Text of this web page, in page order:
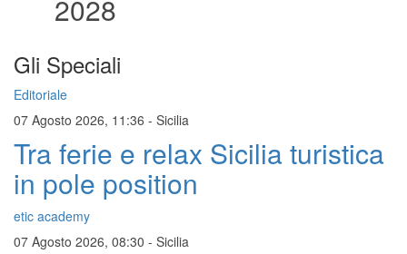
2028
Gli Speciali
Editoriale
07 Agosto 2026, 11:36 - Sicilia
Tra ferie e relax Sicilia turistica
in pole position
etic academy
07 Agosto 2026, 08:30 - Sicilia